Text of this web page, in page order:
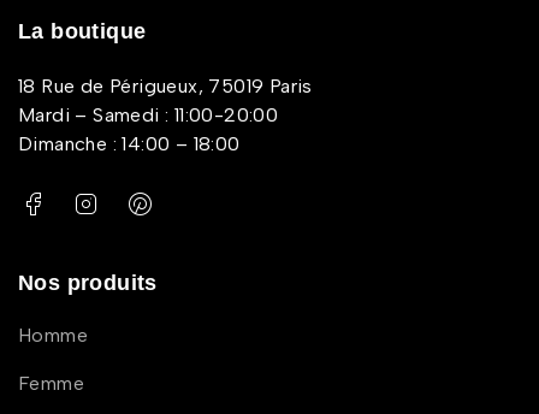
La boutique
18 Rue de Périgueux, 75019 Paris
Mardi – Samedi : 11:00-20:00
Dimanche : 14:00 – 18:00
Nos produits
Homme
Femme